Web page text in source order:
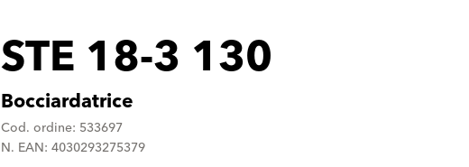
STE 18-3 130
Bocciardatrice
Cod. ordine: 533697
N. EAN: 4030293275379